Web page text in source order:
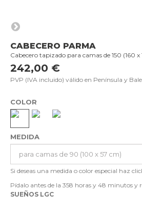
CABECERO PARMA
Cabecero tapizado para camas de 150 (160
242,00 €
PVP (IVA incluido) válido en Península y
COLOR
MEDIDA
Si deseas una medida o color especial haz
Pídalo antes de la 358 horas y 48 minutos y
SUEÑOS LGC